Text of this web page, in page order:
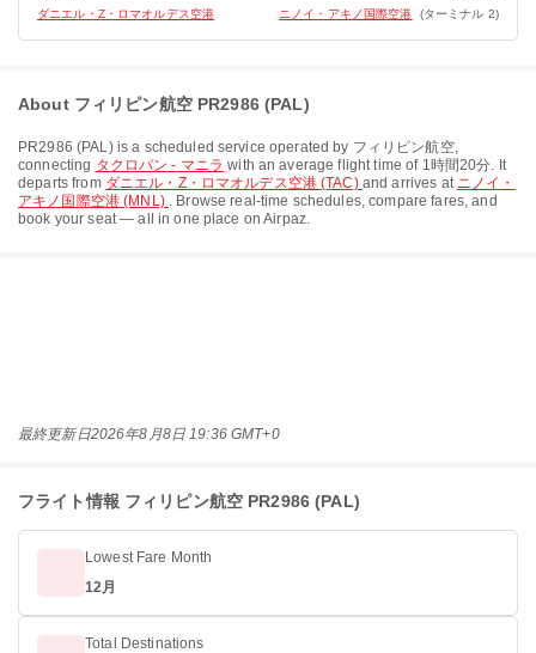
ダニエル・Z・ロマオルデス空港 ニノイ・アキノ国際空港 (ターミナル 2)
About フィリピン航空 PR2986 (PAL)
PR2986 (PAL) is a scheduled service operated by フィリピン航空,
connecting タクロバン - マニラ with an average flight time of 1時間20分. It
departs from ダニエル・Z・ロマオルデス空港 (TAC) and arrives at ニノイ・
アキノ国際空港 (MNL) . Browse real-time schedules, compare fares, and
book your seat — all in one place on Airpaz.
最終更新日2026年8月8日 19:36 GMT+0
フライト情報 フィリピン航空 PR2986 (PAL)
Lowest Fare Month
12月
Total Destinations